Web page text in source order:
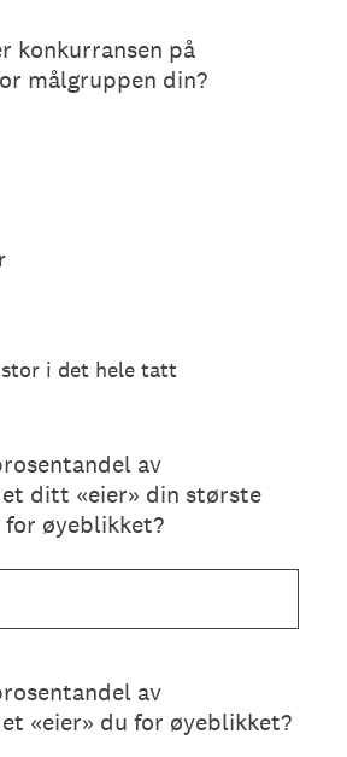
konkurransen på
målgruppen din?
i det hele tatt
av
ditt «eier» din største
øyeblikket?
av
«eier» du for øyeblikket?